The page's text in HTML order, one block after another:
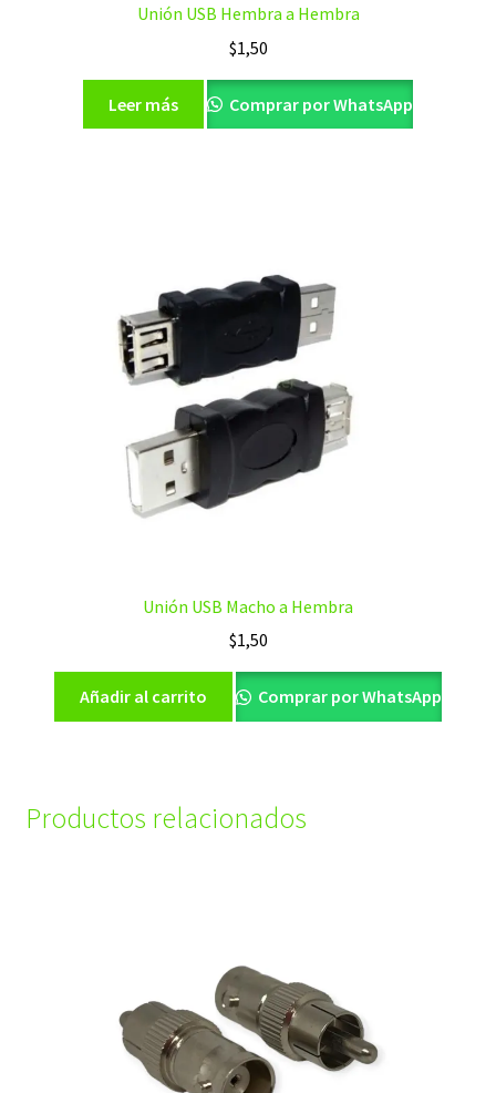
Unión USB Hembra a Hembra
$1,50
Leer más Comprar por WhatsApp
Unión USB Macho a Hembra
$1,50
Añadir al carrito Comprar por WhatsApp
Productos relacionados